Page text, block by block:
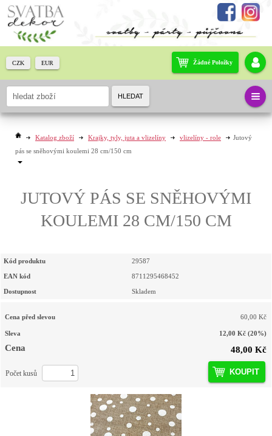
Katalog zboží Krajky, tyly, juta a vlizelíny vlizelíny - role
Jutový
pás se sněhovými koulemi 28 cm/150 cm
JUTOVÝ PÁS SE SNĚHOVÝMI
KOULEMI 28 CM/150 CM
Kód produktu 29587
EAN kód 8711295468452
Dostupnost Skladem
Cena před slevou 60,00 Kč
Sleva 12,00 Kč (20%)
Cena 48,00 Kč
KOUPIT
Počet kusů
Žádné Položky
CZK EUR
HLEDAT